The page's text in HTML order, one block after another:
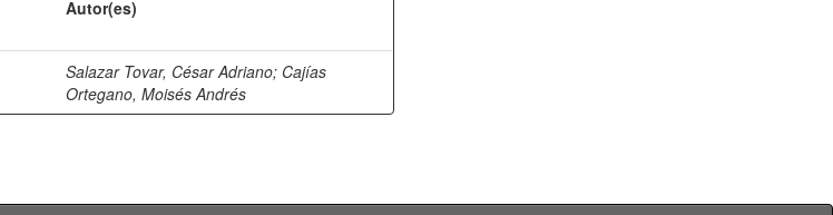
Autor(es)
Salazar Tovar, César Adriano; Cajías
Ortegano, Moisés Andrés